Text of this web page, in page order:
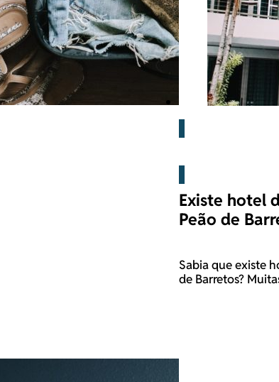
Existe hotel
Peão de
Sabia que existe
de Barretos?